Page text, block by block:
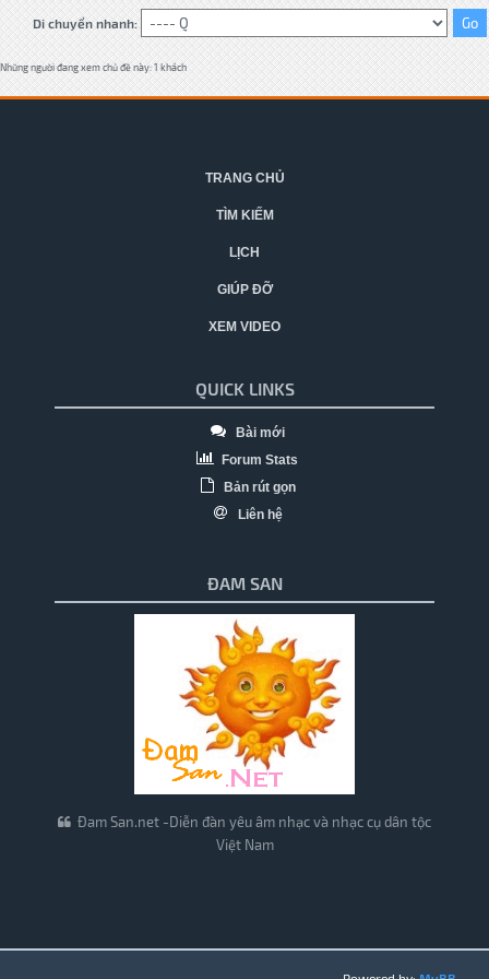
Di chuyển nhanh:
Những người đang xem chủ đề này: 1 khách
TRANG CHỦ
TÌM KIẾM
LỊCH
GIÚP ĐỠ
XEM VIDEO
QUICK LINKS
Bài mới
Forum Stats
Bản rút gọn
Liên hệ
ĐAM SAN
Đam San.net -Diễn đàn yêu âm nhạc và nhạc cụ dân tộc
Việt Nam